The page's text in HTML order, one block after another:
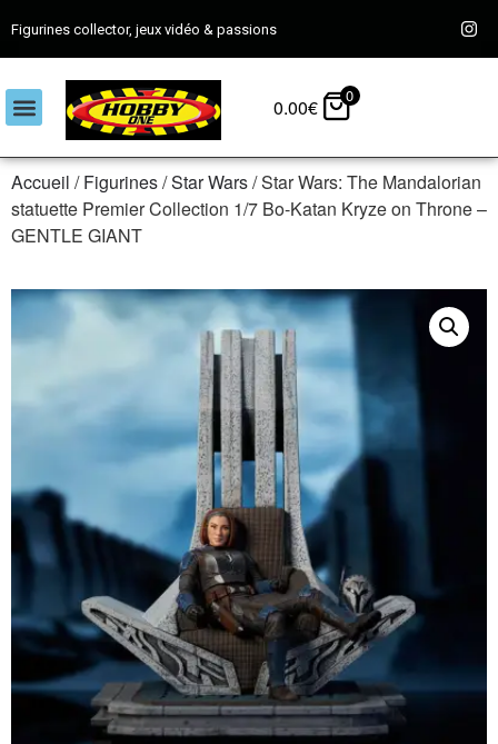
Figurines collector, jeux vidéo & passions
0.00€ 0
Accueil /Figurines/Star Wars/ Star Wars: The Mandalorian
statuette Premier Collection 1/7 Bo-Katan Kryze on Throne –
GENTLE GIANT